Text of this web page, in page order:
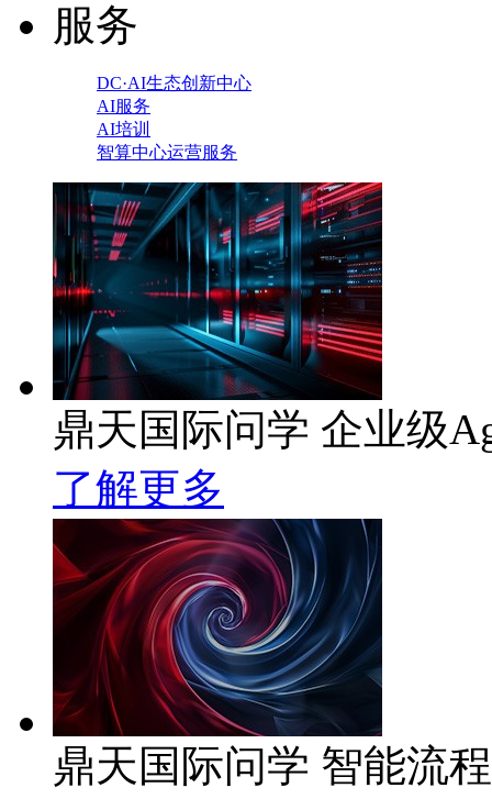
服务
DC·AI生态创新中心
AI服务
AI培训
智算中心运营服务
鼎天国际问学 企业级
了解更多
鼎天国际问学 智能流